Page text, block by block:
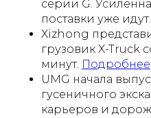
серии G.
поставки уже идут.
Xizhong
грузовик X-Truck
минут. Подробнее
UMG начала
гусеничного
карьеров и